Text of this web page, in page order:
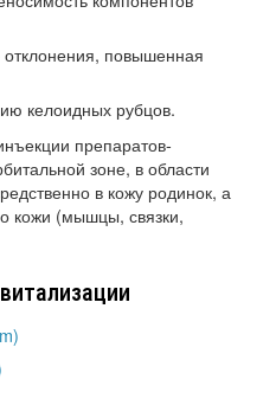
отклонения, повышенная
келоидных рубцов.
препаратов-
зоне, в области
в кожу родинок, а
кожи (мышцы, связки,